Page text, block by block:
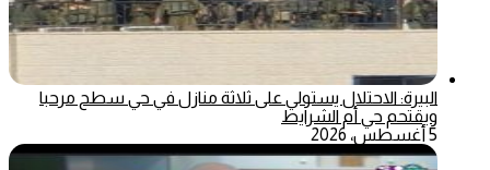
البيرة: الاحتلال يستولي على ثلاثة منازل في حي سطح مرحبا
ويقتحم حي أم الشرايط
5 أغسطس، 2026